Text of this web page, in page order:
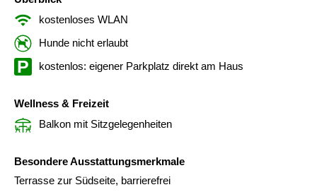
kostenloses WLAN
Hunde nicht erlaubt
kostenlos: eigener Parkplatz direkt am Haus
Wellness & Freizeit
Balkon mit Sitzgelegenheiten
Besondere Ausstattungsmerkmale
Terrasse zur Südseite, barrierefrei